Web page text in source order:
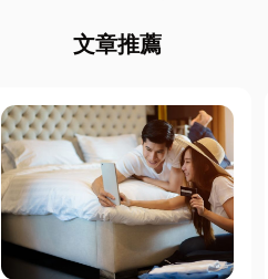
文章推薦